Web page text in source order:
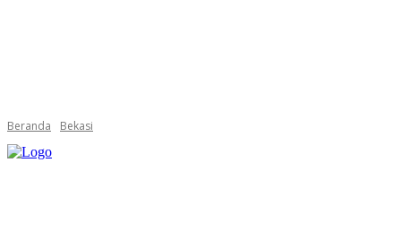
Beranda Bekasi